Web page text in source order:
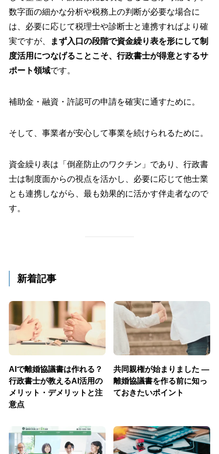
数字面の細かな分析や税務上の判断が必要な場合に
は、必要に応じて税理士や診断士と連携すればより確
実ですが、
まず入口の段階で資金繰り表を形にして制
度活用につなげることこそ、行政書士が得意とするサ
ポート領域です。
補助金・融資・許認可の申請を確実に通すために。
そして、事業者が安心して事業を続けられるために。
資金繰り表は「倒産防止のワクチン」であり、行政書
士は制度面からの視点を活かし、必要に応じて他士業
とも連携しながら、最も効果的に活かす伴走者なので
す。
新着記事
AIで離婚協議書は作れる？
行政書士が教えるAI活用の
メリット・デメリットと注
意点
共同親権が始まりました ―
離婚協議書を作る前に知っ
ておきたいポイント